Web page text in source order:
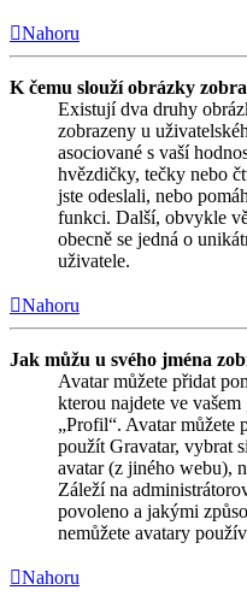
Nahoru
K čemu slouží obrázky
Existují dva druhy
zobrazeny u
asociované s vaší
hvězdičky, tečky nebo
jste odeslali, nebo
funkci. Další, obvykle
obecně se jedná o
uživatele.
Nahoru
Jak můžu u svého jména
Avatar můžete přidat
kterou najdete ve
„Profil“. Avatar můžete
použít Gravatar, vybrat
avatar (z jiného webu),
Záleží na
povoleno a jakými
nemůžete avatary
Nahoru